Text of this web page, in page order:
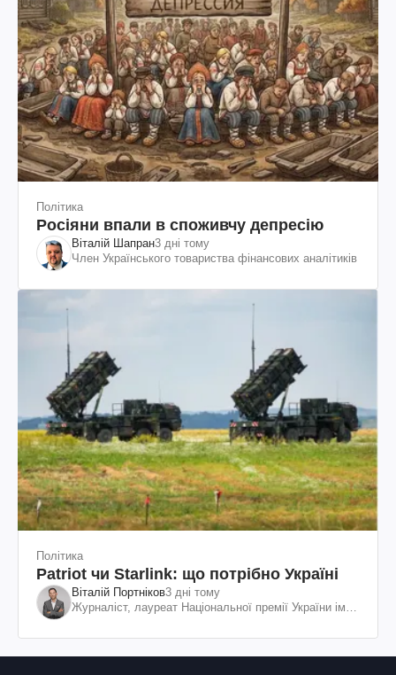
Політика
Росіяни впали в споживчу депресію
Віталій Шапран3 дні тому
Член Українського товариства фінансових аналітиків
Політика
Patriot чи Starlink: що потрібно Україні
Віталій Портніков3 дні тому
Журналіст, лауреат Національної премії України ім.